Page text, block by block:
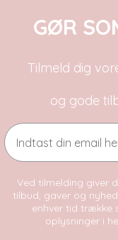
GØR
Tilmeld dig
og gode
Email
Ved tilmelding giver
tilbud, gaver og
enhver tid trække
oplysninger i